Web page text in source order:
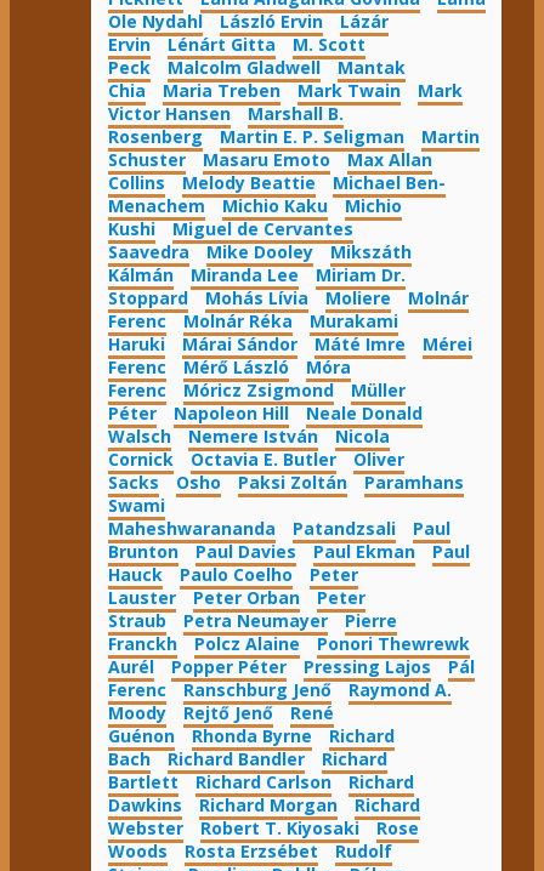
Ole Nydahl
László Ervin
Lázár
Ervin
Lénárt Gitta
M. Scott
Peck
Malcolm Gladwell
Mantak
Chia
Maria Treben Mark Twain
Mark
Victor Hansen
Marshall B.
Rosenberg
Martin E. P. Seligman
Martin
Schuster
Masaru Emoto
Max Allan
Collins
Melody Beattie
Michael Ben-
Menachem
Michio Kaku
Michio
Kushi
Miguel de Cervantes
Saavedra
Mike Dooley
Mikszáth
Kálmán
Miranda Lee
Miriam Dr.
Stoppard
Mohás Lívia Moliere
Molnár
Ferenc
Molnár Réka
Murakami
Haruki
Márai Sándor Máté Imre
Mérei
Ferenc
Mérő László
Móra
Ferenc
Móricz Zsigmond
Müller
Péter
Napoleon Hill
Neale Donald
Walsch
Nemere István
Nicola
Cornick
Octavia E. Butler
Oliver
Sacks
Osho Paksi Zoltán
Paramhans
Swami
Maheshwarananda
Patandzsali
Paul
Brunton
Paul Davies Paul Ekman
Paul
Hauck
Paulo Coelho
Peter
Lauster
Peter Orban
Peter
Straub
Petra Neumayer
Pierre
Franckh
Polcz Alaine
Ponori Thewrewk
Aurél
Popper Péter Pressing Lajos
Pál
Ferenc
Ranschburg Jenő
Raymond A.
Moody
Rejtő Jenő
René
Guénon
Rhonda Byrne
Richard
Bach
Richard Bandler
Richard
Bartlett
Richard Carlson
Richard
Dawkins
Richard Morgan
Richard
Webster
Robert T. Kiyosaki
Rose
Woods
Rosta Erzsébet
Rudolf